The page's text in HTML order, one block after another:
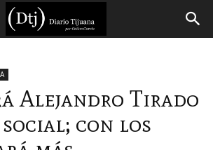
Alejandro Tirado
con los